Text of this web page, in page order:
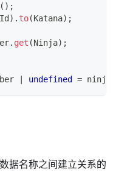
( ) ;
) . to(Katana) ;
. get (Ninja) ;
undefined = ninja
据名称之间建立关系的